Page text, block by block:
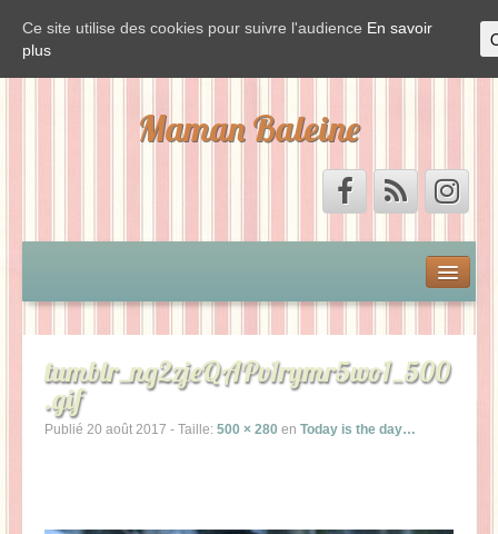
Maman Baleine
Mon by-pass et moi
Vis ma vie de Baleine
tumblr_ng2zjeQAPv1rymr5wo1_500
.gif
Publié 20 août 2017 - Taille: 500 × 280 en Today is the day…
Ce site utilise des cookies pour suivre l'audience En savoir
plus